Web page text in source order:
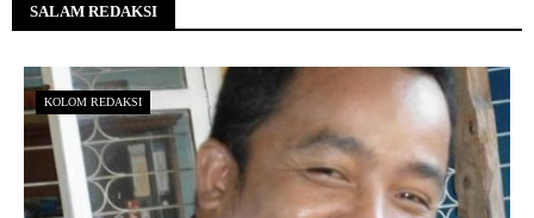
SALAM REDAKSI
KOLOM REDAKSI